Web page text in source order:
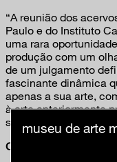
“A reunião dos
Paulo e do Instituto
uma rara
produção com um
de um julgamento
fascinante dinâmica
apenas a sua arte,
à arte anteriormente
será apenas
Conheça os 38
museu de arte